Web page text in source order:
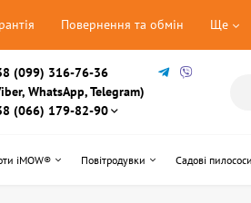
Повернення та обмін Ще
(099) 316-76-36
WhatsApp, Telegram)
(066) 179-82-90
iMOW® Повітродувки Садові пилососи